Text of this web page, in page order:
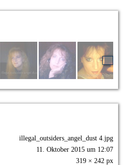
illegal_outsiders_angel_dust 4.jpg
11. Oktober 2015 um 12:07
319 × 242 px